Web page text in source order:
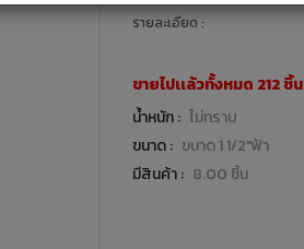
รายละเอียด :
ขายไปเเล้วทั้งหมด 212 ชิ้น
น้ำหนัก : ไม่ทราบ
ขนาด : ขนาด 1 1/2"ฟ้า
มีสินค้า : 8.00 ชิ้น